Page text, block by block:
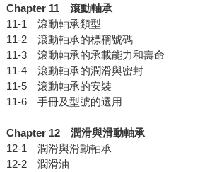
Chapter 11滾動軸承
11-1 滾動軸承類型
11-2 滾動軸承的標稱號碼
11-3 滾動軸承的承載能力和壽命
11-4 滾動軸承的潤滑與密封
11-5 滾動軸承的安裝
11-6 手冊及型號的選用
Chapter 12潤滑與滑動軸承
12-1 潤滑與滑動軸承
12-2 潤滑油